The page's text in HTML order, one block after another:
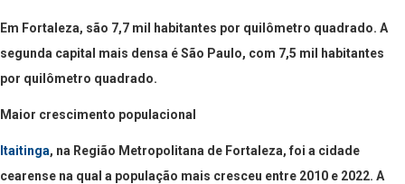
Em Fortaleza, são 7,7 mil habitantes por quilômetro quadrado. A
segunda capital mais densa é São Paulo, com 7,5 mil habitantes
por quilômetro quadrado.
Maior crescimento populacional
Itaitinga, na Região Metropolitana de Fortaleza, foi a cidade
cearense na qual a população mais cresceu entre 2010 e 2022. A